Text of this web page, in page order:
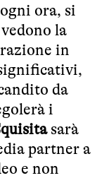
ora, si
la
in
da
i
sarà
partner a
e non